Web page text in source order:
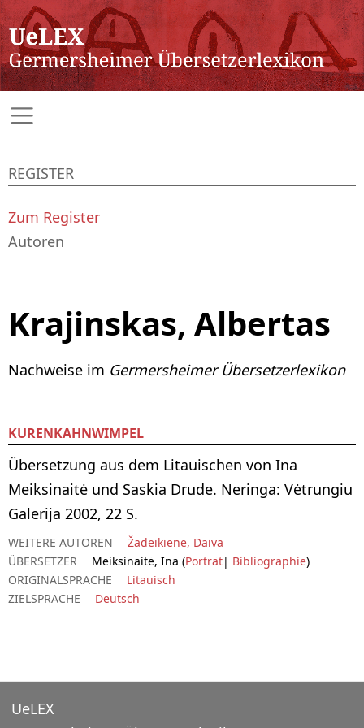
Krajinskas, Albertas
Nachweise im Germersheimer Übersetzerlexikon
KURENKAHNWIMPEL
Übersetzung aus dem Litauischen von Ina
Meiksinaitė und Saskia Drude. Neringa: Vėtrungiu
Galerija 2002, 22 S.
WEITERE AUTOREN
Žadeikiene, Daiva
ÜBERSETZER
Meiksinaitė, Ina (Porträt| Bibliographie)
ORIGINALSPRACHE
Litauisch
ZIELSPRACHE
Deutsch
REGISTER
Zum Register
Autoren
UeLEX